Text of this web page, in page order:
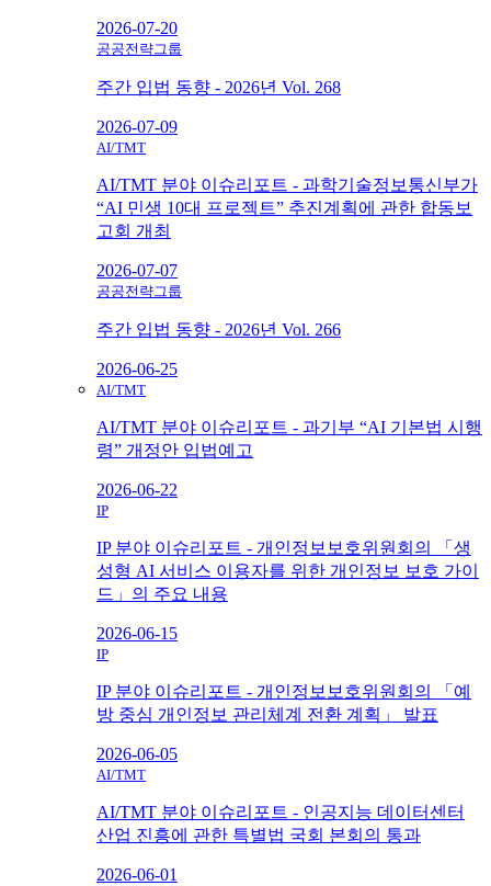
2026-07-20
공공전략그룹
주간 입법 동향 - 2026년 Vol. 268
2026-07-09
AI/TMT
AI/TMT 분야 이슈리포트 - 과학기술정보통신부가
“AI 민생 10대 프로젝트” 추진계획에 관한 합동보
고회 개최
2026-07-07
공공전략그룹
주간 입법 동향 - 2026년 Vol. 266
2026-06-25
AI/TMT
AI/TMT 분야 이슈리포트 - 과기부 “AI 기본법 시행
령” 개정안 입법예고
2026-06-22
IP
IP 분야 이슈리포트 - 개인정보보호위원회의 「생
성형 AI 서비스 이용자를 위한 개인정보 보호 가이
드」의 주요 내용
2026-06-15
IP
IP 분야 이슈리포트 - 개인정보보호위원회의 「예
방 중심 개인정보 관리체계 전환 계획」 발표
2026-06-05
AI/TMT
AI/TMT 분야 이슈리포트 - 인공지능 데이터센터
산업 진흥에 관한 특별법 국회 본회의 통과
2026-06-01